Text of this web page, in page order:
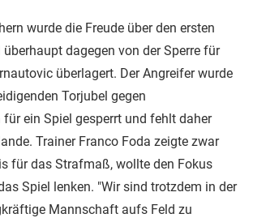
wurde die Freude über den ersten
überhaupt dagegen von der Sperre für
überlagert. Der Angreifer wurde
Torjubel gegen
ein Spiel gesperrt und fehlt daher
Trainer Franco Foda zeigte zwar
für das Strafmaß, wollte den Fokus
Spiel lenken. "Wir sind trotzdem in der
Mannschaft aufs Feld zu